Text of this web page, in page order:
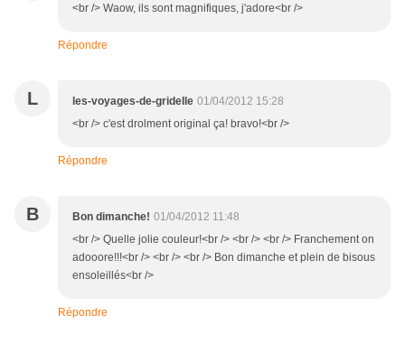
<br /> Waow, ils sont magnifiques, j'adore<br />
Répondre
L les-voyages-de-gridelle 01/04/2012 15:28
<br /> c'est drolment original ça! bravo!<br />
Répondre
B Bon dimanche! 01/04/2012 11:48
<br /> Quelle jolie couleur!<br /> <br /> <br /> Franchement on
adooore!!!<br /> <br /> <br /> Bon dimanche et plein de bisous
ensoleillés<br />
Répondre